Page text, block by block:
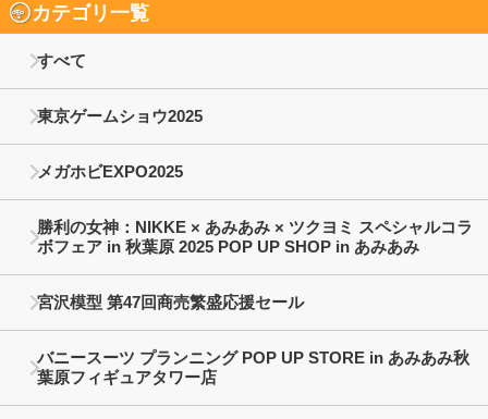
カテゴリ一覧
すべて
東京ゲームショウ2025
メガホビEXPO2025
勝利の女神：NIKKE × あみあみ × ツクヨミ スペシャルコラ
ボフェア in 秋葉原 2025 POP UP SHOP in あみあみ
宮沢模型 第47回商売繁盛応援セール
バニースーツ プランニング POP UP STORE in あみあみ秋
葉原フィギュアタワー店